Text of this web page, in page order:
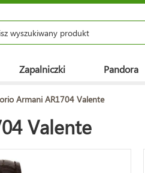
Zapalniczki Pandora
Armani AR1704 Valente
Valente